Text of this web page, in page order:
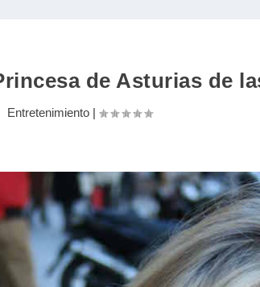
de Asturias de
Entretenimiento |